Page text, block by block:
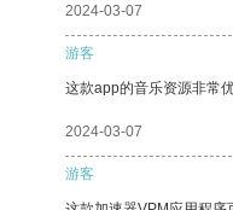
2024-03-07
游客
这款app的音乐资源非常
2024-03-07
游客